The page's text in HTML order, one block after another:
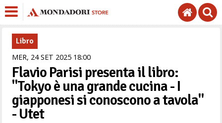
Libro
MER, 24 SET 2025 1800
Flavio Parisi presenta il libro:
"Tokyo è una grande cucina - I
giapponesi si conoscono a tavola"
- Utet